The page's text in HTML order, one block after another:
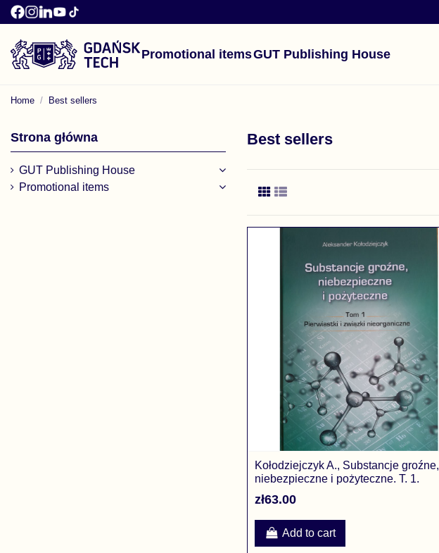
Promotional itemsGUT Publishing House
Home Best sellers
Best sellers
Kołodziejczyk A., Substancje groźne,
niebezpieczne i pożyteczne. T. 1.
Pierwiastki i...
zł63.00
Add to cart
Strona główna
GUT Publishing House
Promotional items